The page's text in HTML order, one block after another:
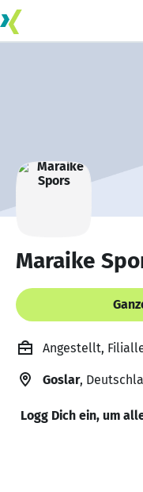
Maraike
Angestellt,
Goslar,
Logg Dich ein, um